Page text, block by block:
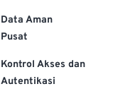
Data Aman
Pusat
Kontrol Akses dan
Autentikasi